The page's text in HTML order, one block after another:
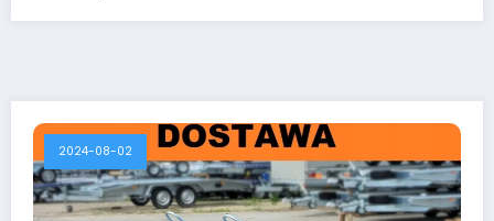
2024-08-02